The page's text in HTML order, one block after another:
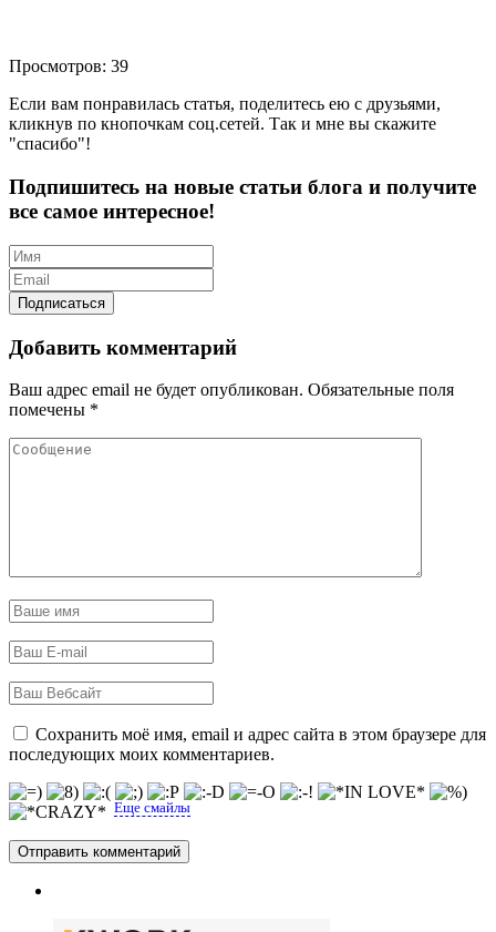
Просмотров: 39
Если вам понравилась статья, поделитесь ею с друзьями,
кликнув по кнопочкам соц.сетей. Так и мне вы скажите
"спасибо"!
Подпишитесь на новые статьи блога и получите
все самое интересное!
Добавить комментарий
Ваш адрес email не будет опубликован. Обязательные поля
помечены *
Сохранить моё имя, email и адрес сайта в этом браузере для
последующих моих комментариев.
Еще смайлы